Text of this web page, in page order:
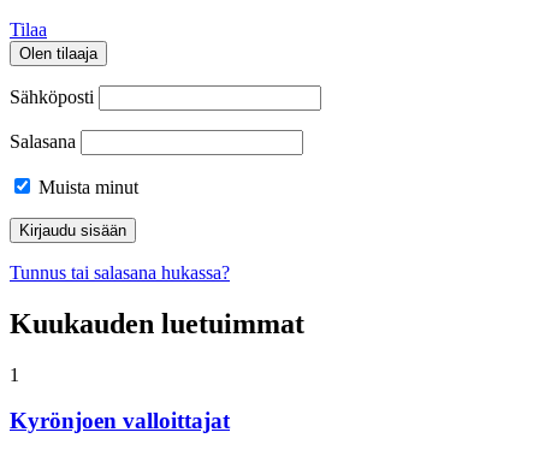
Tilaa
Olen tilaaja
Sähköposti
Salasana
Muista minut
Tunnus tai salasana hukassa?
Kuukauden luetuimmat
1
Kyrönjoen valloittajat